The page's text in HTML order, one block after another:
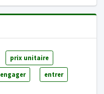
prix unitaire
engager entrer